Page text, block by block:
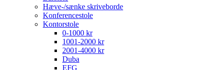
Hæve-/sænke skriveborde
Konferencestole
Kontorstole
0-1000 kr
1001-2000 kr
2001-4000 kr
Duba
EFG